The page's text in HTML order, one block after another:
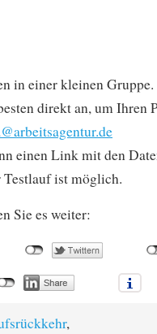
in einer kleinen Gruppe.
direkt an, um Ihren
einen Link mit den
ist möglich.
Sie es weiter:
,